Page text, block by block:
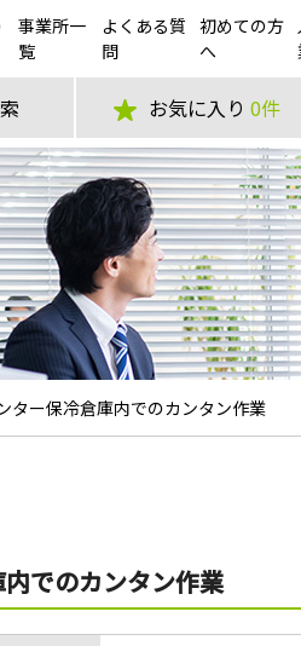
事業所一
覧
よくある質
問
初めての方
へ
お気に入り 0件
ター保冷倉庫内でのカンタン作業
でのカンタン作業